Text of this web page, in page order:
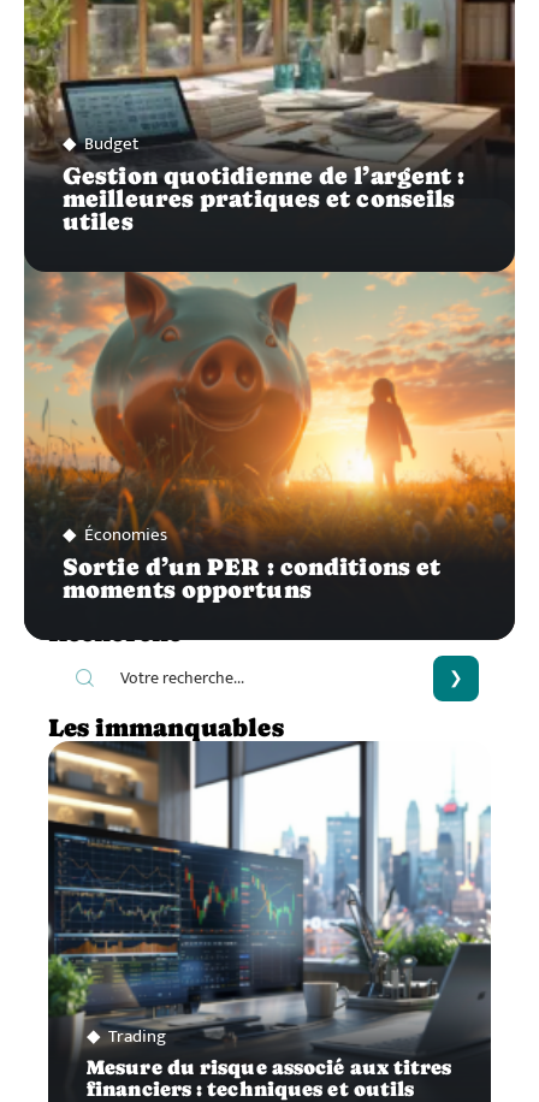
Budget
Gestion quotidienne de l’argent :
meilleures pratiques et conseils
utiles
Économies
Sortie d’un PER : conditions et
moments opportuns
Les immanquables
Trading
Mesure du risque associé aux titres
financiers : techniques et outils